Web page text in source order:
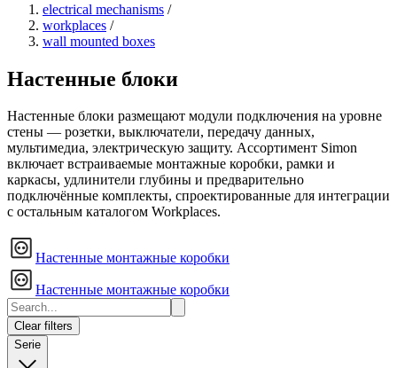
electrical mechanisms /
workplaces /
wall mounted boxes
Настенные блоки
Настенные блоки размещают модули подключения на уровне
стены — розетки, выключатели, передачу данных,
мультимедиа, электрическую защиту. Ассортимент Simon
включает встраиваемые монтажные коробки, рамки и
каркасы, удлинители глубины и предварительно
подключённые комплекты, спроектированные для интеграции
с остальным каталогом Workplaces.
Настенные монтажные коробки
Настенные монтажные коробки
Clear filters
Serie